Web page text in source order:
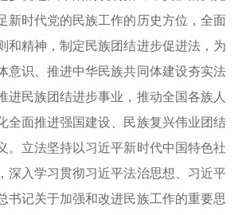
新时代党的民族工作的历史方位，全面
和精神，制定民族团结进步促进法，为
意识、推进中华民族共同体建设夯实法
进民族团结进步事业，推动全国各族人
全面推进强国建设、民族复兴伟业团结
。立法坚持以习近平新时代中国特色社
深入学习贯彻习近平法治思想、习近平
书记关于加强和改进民族工作的重要思